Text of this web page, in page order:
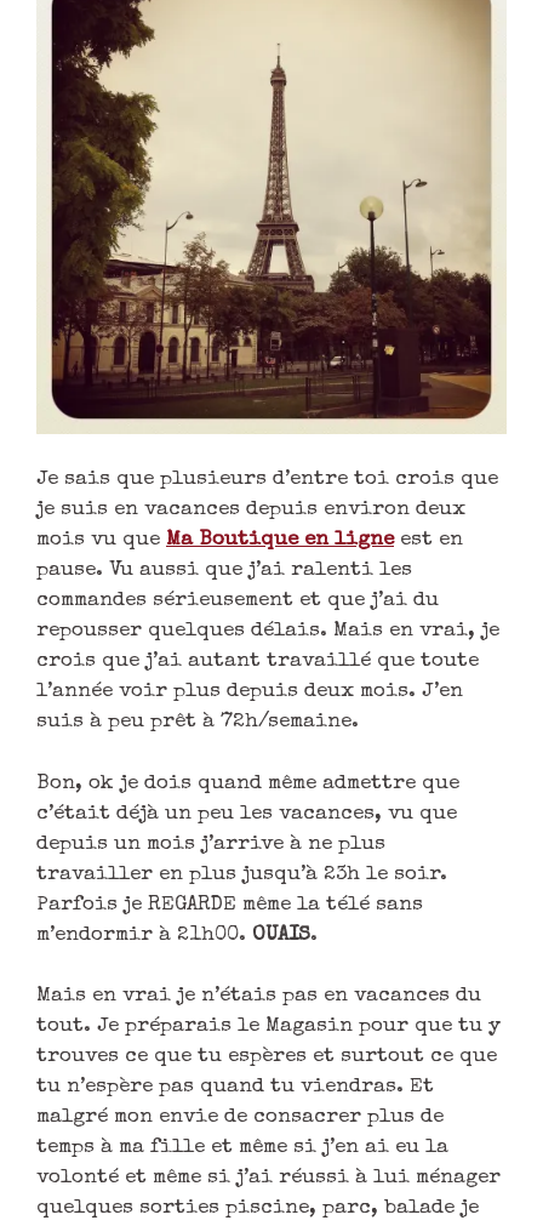
Je sais que plusieurs d’entre toi crois que
je suis en vacances depuis environ deux
mois vu que Ma Boutique en ligneest en
pause. Vu aussi que j’ai ralenti les
commandes sérieusement et que j’ai du
repousser quelques délais. Mais en vrai, je
crois que j’ai autant travaillé que toute
l’année voir plus depuis deux mois. J’en
suis à peu prêt à 72h/semaine.
Bon, ok je dois quand même admettre que
c’était déjà un peu les vacances, vu que
depuis un mois j’arrive à ne plus
travailler en plus jusqu’à 23h le soir.
Parfois je REGARDE même la télé sans
m’endormir à 21h00. OUAIS.
Mais en vrai je n’étais pas en vacances du
tout. Je préparais le Magasin pour que tu y
trouves ce que tu espères et surtout ce que
tu n’espère pas quand tu viendras. Et
malgré mon envie de consacrer plus de
temps à ma fille et même si j’en ai eu la
volonté et même si j’ai réussi à lui ménager
quelques sorties piscine, parc, balade je